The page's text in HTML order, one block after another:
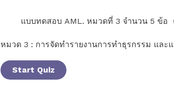
แบบทดสอบ AML. หมวดที่ 3 จำนวน 5 ข้อ
หมวด 3 : การจัดทำรายงานการทำธุรกรรม และ